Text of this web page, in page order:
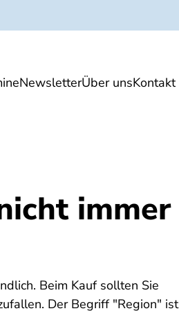
NewsletterÜber unsKontakt
Projekte und Partner
immer
Beim Kauf sollten Sie
Der Begriff "Region" ist